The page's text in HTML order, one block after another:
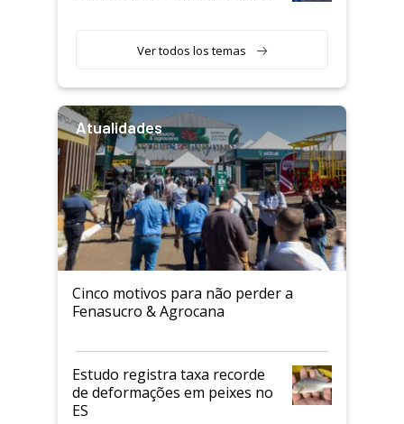
Ver todos los temas
Atualidades
Cinco motivos para não perder a
Fenasucro & Agrocana
Estudo registra taxa recorde
de deformações em peixes no
ES